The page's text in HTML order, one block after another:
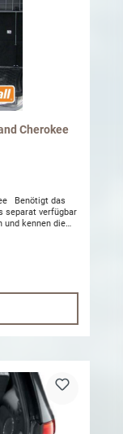
Cherokee
separat verfügbar
und kennen die
worden und
Hundegitter
oder linksseitig
Fahrzeug
für-Schritt
2013 -> Jeep
WK2 2013 -